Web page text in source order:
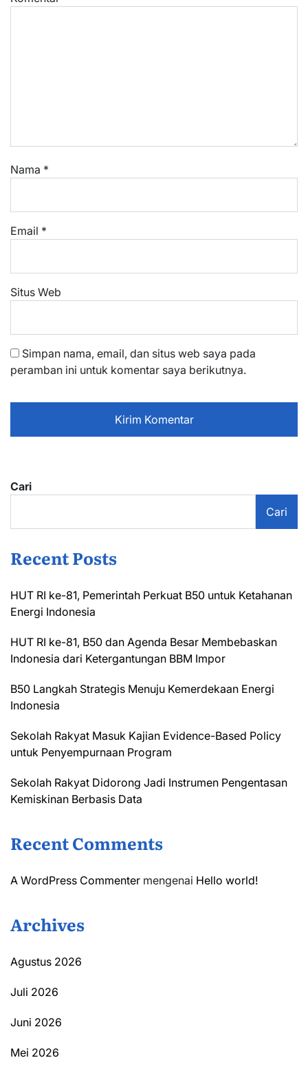
Nama *
Email *
Situs Web
Simpan nama, email, dan situs web saya pada
peramban ini untuk komentar saya berikutnya.
Cari
Cari
Recent Posts
HUT RI ke-81, Pemerintah Perkuat B50 untuk Ketahanan
Energi Indonesia
HUT RI ke-81, B50 dan Agenda Besar Membebaskan
Indonesia dari Ketergantungan BBM Impor
B50 Langkah Strategis Menuju Kemerdekaan Energi
Indonesia
Sekolah Rakyat Masuk Kajian Evidence-Based Policy
untuk Penyempurnaan Program
Sekolah Rakyat Didorong Jadi Instrumen Pengentasan
Kemiskinan Berbasis Data
Recent Comments
A WordPress Commenter mengenai Hello world!
Archives
Agustus 2026
Juli 2026
Juni 2026
Mei 2026